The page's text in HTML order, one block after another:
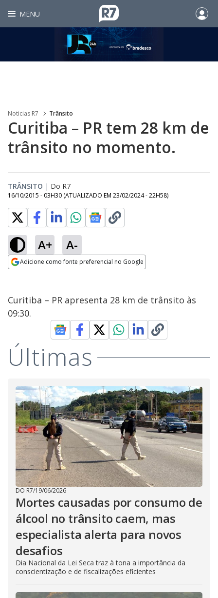
MENU
Noticias R7 Trânsito
Curitiba – PR tem 28 km de
trânsito no momento.
TRÂNSITO | Do R7
16/10/2015 - 03H30 (ATUALIZADO EM 23/02/2024 - 22H58)
A+ A-
Adicione como fonte preferencial no Google
Curitiba – PR apresenta 28 km de trânsito às
09:30.
Últimas
DO R7/19/06/2026
Mortes causadas por consumo de
álcool no trânsito caem, mas
especialista alerta para novos
desafios
Dia Nacional da Lei Seca traz à tona a importância da
conscientização e de fiscalizações eficientes